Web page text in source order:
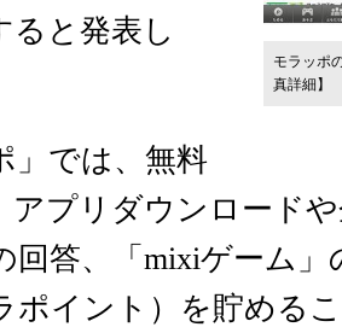
モラッポ
真詳細】
ると発表し
では、無料
アプリダウンロード
回答、「mixiゲーム
ポイント）を貯める